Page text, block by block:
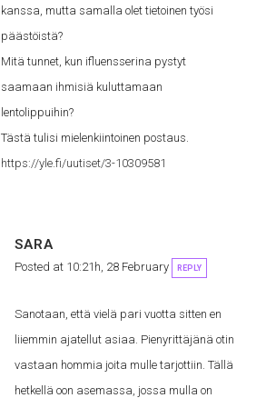
kanssa, mutta samalla olet tietoinen työsi
päästöistä?
Mitä tunnet, kun ifluensserina pystyt
saamaan ihmisiä kuluttamaan
lentolippuihin?
Tästä tulisi mielenkiintoinen postaus.
https://yle.fi/uutiset/3-10309581
SARA
Posted at 10:21h, 28 February REPLY
Sanotaan, että vielä pari vuotta sitten en
liiemmin ajatellut asiaa. Pienyrittäjänä otin
vastaan hommia joita mulle tarjottiin. Tällä
hetkellä oon asemassa, jossa mulla on